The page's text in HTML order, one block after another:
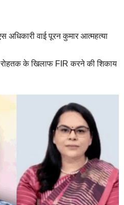
अधिकारी वाई पूरन कुमार आत्महत्या
के खिलाफ FIR करने की शिकाय